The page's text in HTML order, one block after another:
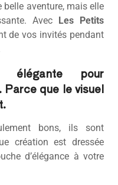
belle aventure, mais elle
Avec
Les Petits
de vos invités pendant
élégante pour
Parce que le visuel
bons, ils sont
création est dressée
d’élégance à votre